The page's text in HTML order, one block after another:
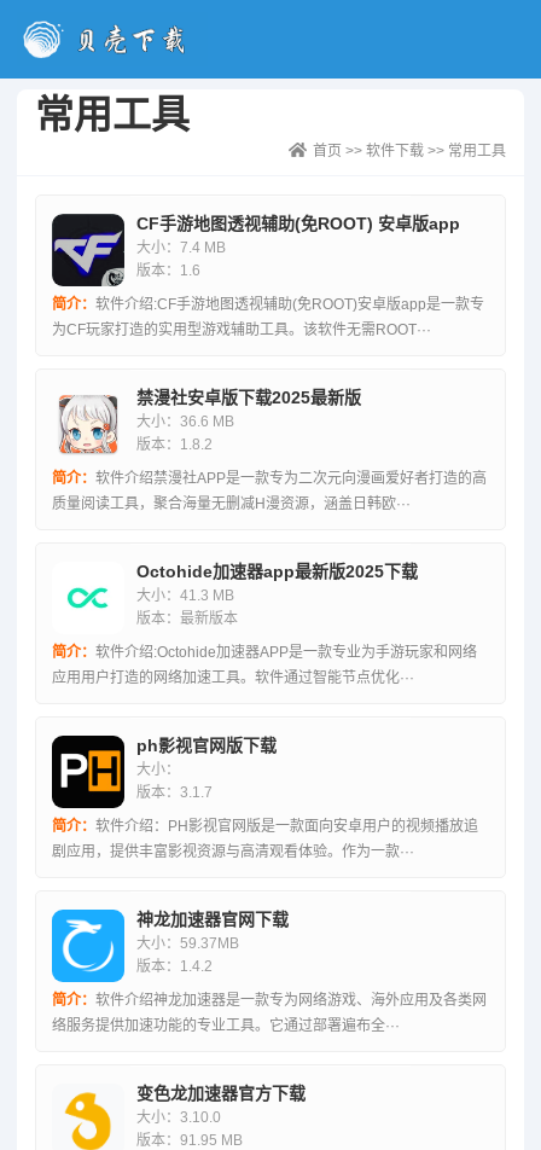
常用工具
首页 >> 软件下载 >> 常用工具
CF手游地图透视辅助(免ROOT) 安卓版app
大小：7.4 MB
版本：1.6
简介： 软件介绍:CF手游地图透视辅助(免ROOT)安卓版app是一款专
为CF玩家打造的实用型游戏辅助工具。该软件无需ROOT···
禁漫社安卓版下载2025最新版
大小：36.6 MB
版本：1.8.2
简介： 软件介绍禁漫社APP是一款专为二次元向漫画爱好者打造的高
质量阅读工具，聚合海量无删减H漫资源，涵盖日韩欧···
Octohide加速器app最新版2025下载
大小：41.3 MB
版本：最新版本
简介： 软件介绍:Octohide加速器APP是一款专业为手游玩家和网络
应用用户打造的网络加速工具。软件通过智能节点优化···
ph影视官网版下载
大小：
版本：3.1.7
简介： 软件介绍：PH影视官网版是一款面向安卓用户的视频播放追
剧应用，提供丰富影视资源与高清观看体验。作为一款···
神龙加速器官网下载
大小：59.37MB
版本：1.4.2
简介： 软件介绍神龙加速器是一款专为网络游戏、海外应用及各类网
络服务提供加速功能的专业工具。它通过部署遍布全···
变色龙加速器官方下载
大小：3.10.0
版本：91.95 MB